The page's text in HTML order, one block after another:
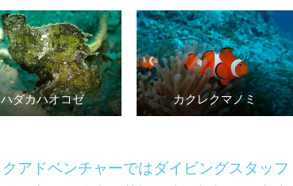
ハダカハオコゼ カクレクマノミ
アドベンチャーではダイビングスタッフ